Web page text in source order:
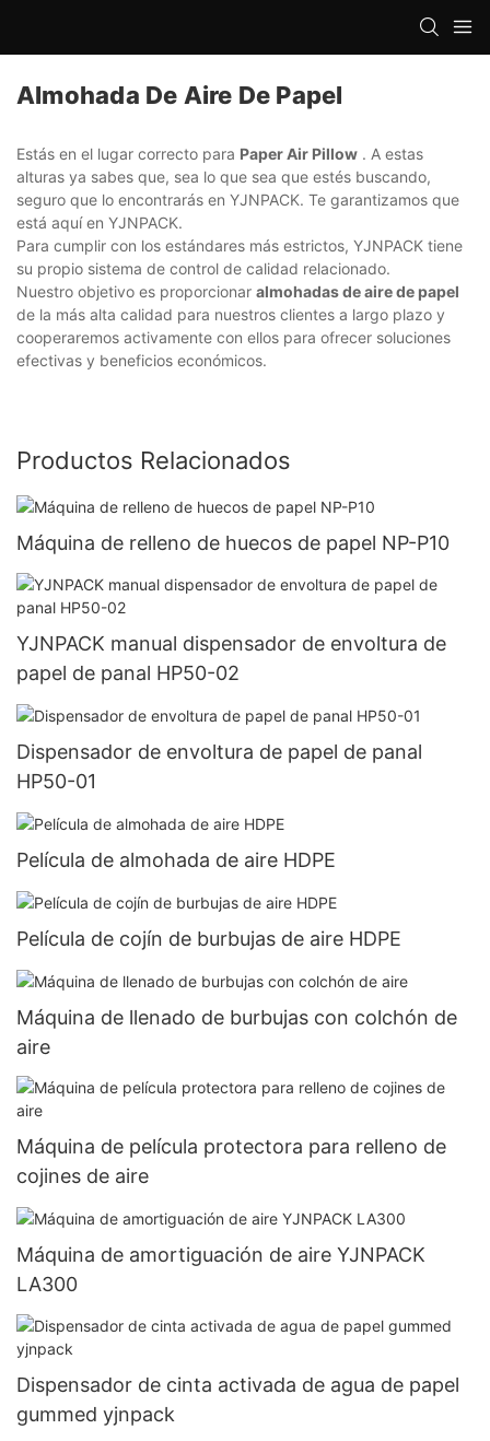
Almohada De Aire De Papel
Estás en el lugar correcto para Paper Air Pillow . A estas
alturas ya sabes que, sea lo que sea que estés buscando,
seguro que lo encontrarás en YJNPACK. Te garantizamos que
está aquí en YJNPACK.
Para cumplir con los estándares más estrictos, YJNPACK tiene
su propio sistema de control de calidad relacionado.
Nuestro objetivo es proporcionar almohadas de aire de papel
de la más alta calidad para nuestros clientes a largo plazo y
cooperaremos activamente con ellos para ofrecer soluciones
efectivas y beneficios económicos.
Productos Relacionados
Máquina de relleno de huecos de papel NP-P10
YJNPACK manual dispensador de envoltura de
papel de panal HP50-02
Dispensador de envoltura de papel de panal
HP50-01
Película de almohada de aire HDPE
Película de cojín de burbujas de aire HDPE
Máquina de llenado de burbujas con colchón de
aire
Máquina de película protectora para relleno de
cojines de aire
Máquina de amortiguación de aire YJNPACK
LA300
Dispensador de cinta activada de agua de papel
gummed yjnpack